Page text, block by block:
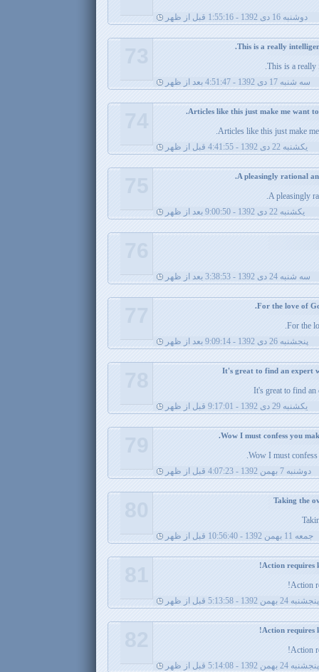
دوشنبه 16 دی 1392 - 1:55:16 قبل از ظهر
This is a really
سه شنبه 17 دی 1392 - 4:51:47 بعد از ظهر
Articles like this just make
يکشنبه 22 دی 1392 - 4:41:55 قبل از ظهر
A pleasingly
يکشنبه 22 دی 1392 - 9:00:50 بعد از ظهر
سه شنبه 24 دی 1392 - 3:38:53 بعد از ظهر
For the
پنجشنبه 26 دی 1392 - 9:09:14 بعد از ظهر
It's great to find an
يکشنبه 29 دی 1392 - 9:17:01 قبل از ظهر
Wow I must confess
دوشنبه 7 بهمن 1392 - 4:07:23 قبل از ظهر
جمعه 11 بهمن 1392 - 10:56:40 قبل از ظهر
Action
پنجشنبه 24 بهمن 1392 - 5:13:58 قبل از ظهر
Action
پنجشنبه 24 بهمن 1392 - 5:14:08 قبل از ظهر